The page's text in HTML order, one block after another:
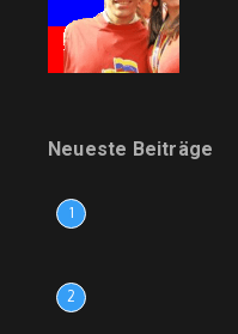
Neueste Beiträge
1
2